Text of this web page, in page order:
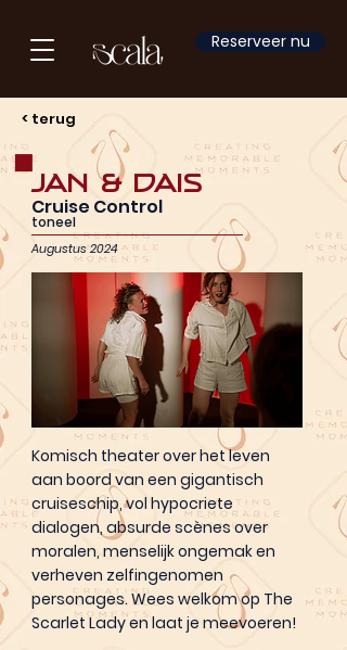
Reserveer nu
< terug
Jan & Dais
Cruise Control
toneel
Augustus 2024
Komisch theater over het leven
aan boord van een gigantisch
cruiseschip, vol hypocriete
dialogen, absurde scènes over
moralen, menselijk ongemak en
verheven zelfingenomen
personages. Wees welkom op The
Scarlet Lady en laat je meevoeren!